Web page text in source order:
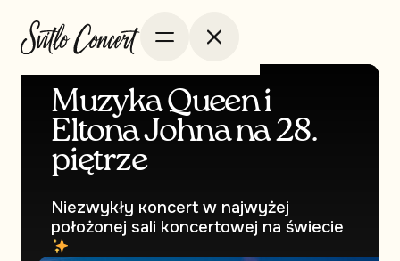
Muzyka Queen i
Eltona Johna na 28.
piętrze
Niezwykły кoncert w najwyżej
położonej sali koncertowej na świecie